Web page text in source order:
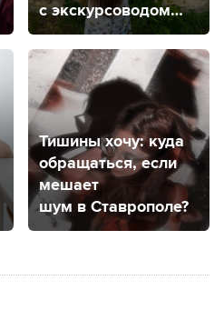
с экскурсоводом
для тех, кто гулял
везде
Тишины хочу: куда
обращаться, если
мешает
шум в Ставрополе?